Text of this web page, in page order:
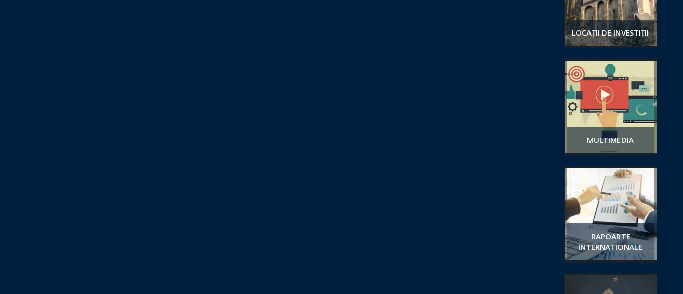
LOCAȚII DE INVESTIȚII
MULTIMEDIA
RAPOARTE
INTERNATIONALE